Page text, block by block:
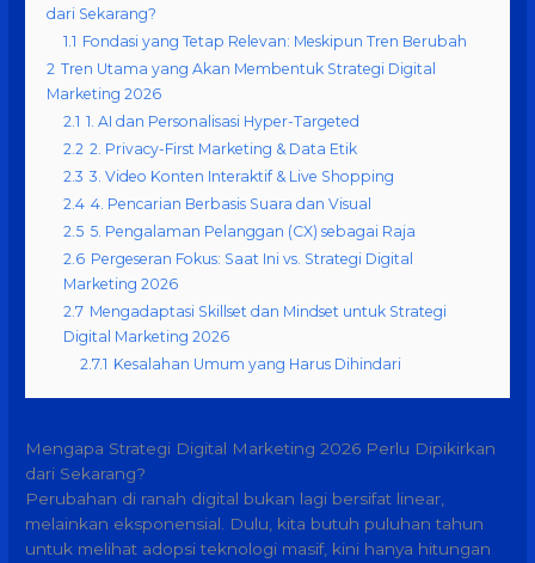
dari Sekarang?
1.1 Fondasi yang Tetap Relevan: Meskipun Tren Berubah
2 Tren Utama yang Akan Membentuk Strategi Digital
Marketing 2026
2.1 1. AI dan Personalisasi Hyper-Targeted
2.2 2. Privacy-First Marketing & Data Etik
2.3 3. Video Konten Interaktif & Live Shopping
2.4 4. Pencarian Berbasis Suara dan Visual
2.5 5. Pengalaman Pelanggan (CX) sebagai Raja
2.6 Pergeseran Fokus: Saat Ini vs. Strategi Digital
Marketing 2026
2.7 Mengadaptasi Skillset dan Mindset untuk Strategi
Digital Marketing 2026
2.7.1 Kesalahan Umum yang Harus Dihindari
Mengapa Strategi Digital Marketing 2026 Perlu Dipikirkan
dari Sekarang?
Perubahan di ranah digital bukan lagi bersifat linear,
melainkan eksponensial. Dulu, kita butuh puluhan tahun
untuk melihat adopsi teknologi masif, kini hanya hitungan